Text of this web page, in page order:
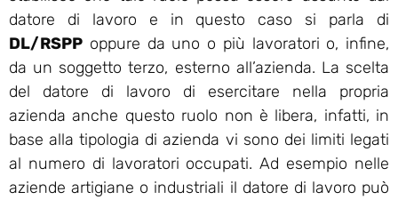
datore di lavoro e in questo caso si parla di
DL/RSPP oppure da uno o più lavoratori o, infine,
da un soggetto terzo, esterno all’azienda. La scelta
del datore di lavoro di esercitare nella propria
azienda anche questo ruolo non è libera, infatti, in
base alla tipologia di azienda vi sono dei limiti legati
al numero di lavoratori occupati. Ad esempio nelle
aziende artigiane o industriali il datore di lavoro può